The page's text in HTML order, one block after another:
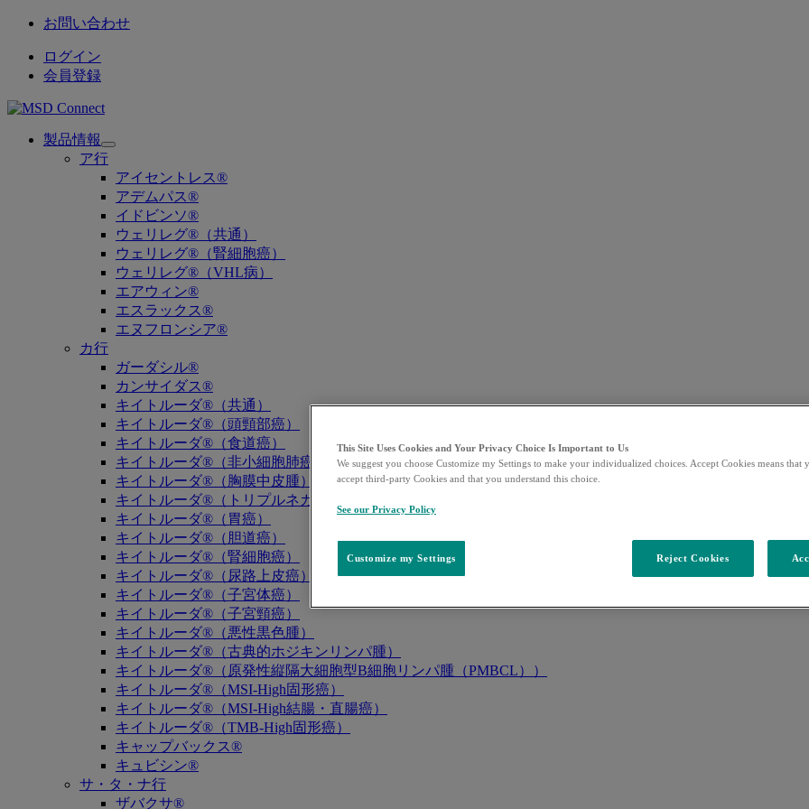
お問い合わせ
ログイン
会員登録
製品情報
Open
submenu
ア行
アイセントレス®
アデムパス®
イドビンソ®
ウェリレグ®（共通）
ウェリレグ®（腎細胞癌）
ウェリレグ®（VHL病）
エアウィン®
エスラックス®
エヌフロンシア®
カ行
ガーダシル®
カンサイダス®
キイトルーダ®（共通）
キイトルーダ®（頭頸部癌）
キイトルーダ®（食道癌）
キイトルーダ®（非小細胞肺癌）
キイトルーダ®（胸膜中皮腫）
キイトルーダ®（トリプルネガティブ乳癌）
キイトルーダ®（胃癌）
キイトルーダ®（胆道癌）
キイトルーダ®（腎細胞癌）
キイトルーダ®（尿路上皮癌）
キイトルーダ®（子宮体癌）
キイトルーダ®（子宮頸癌）
キイトルーダ®（悪性黒色腫）
キイトルーダ®（古典的ホジキンリンパ腫）
キイトルーダ®（原発性縦隔大細胞型B細胞リンパ腫（PMBCL））
キイトルーダ®（MSI-High固形癌）
キイトルーダ®（MSI-High結腸・直腸癌）
キイトルーダ®（TMB-High固形癌）
キャップバックス®
キュビシン®
サ・タ・ナ行
ザバクサ®
This Site Uses Cookies and Your Privacy Choice Is Important to Us
We suggest you choose Customize my Settings to make your individualized choices. Accept Cookies means that
accept third-party Cookies and that you understand this choice.
See our Privacy Policy
Customize my Settings Reject Cookies